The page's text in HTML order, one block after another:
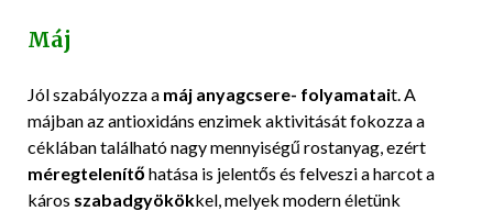
Máj
Jól szabályozza a máj anyagcsere- folyamatait. A
májban az antioxidáns enzimek aktivitását fokozza a
céklában található nagy mennyiségű rostanyag, ezért
méregtelenítő hatása is jelentős és felveszi a harcot a
káros szabadgyökökkel, melyek modern életünk